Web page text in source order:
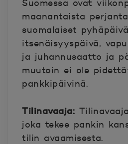
Suomessa ovat
maanantaista
suomalaiset
itsenäisyyspäivä,
ja juhannusaatto ja
muutoin ei ole
pankkipäivinä.
Tilinavaaja:
joka tekee pankin
tilin avaamisesta.